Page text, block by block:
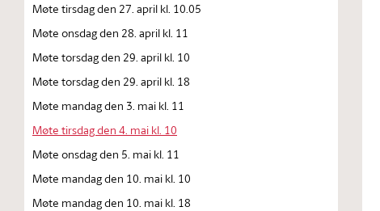
Møte tirsdag den 27. april kl. 10.05
Møte onsdag den 28. april kl. 11
Møte torsdag den 29. april kl. 10
Møte torsdag den 29. april kl. 18
Møte mandag den 3. mai kl. 11
Møte tirsdag den 4. mai kl. 10
Møte onsdag den 5. mai kl. 11
Møte mandag den 10. mai kl. 10
Møte mandag den 10. mai kl. 18